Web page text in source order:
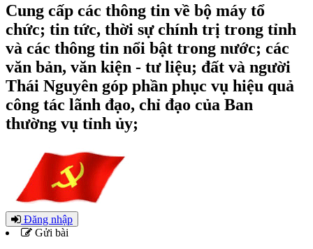
Cung cấp các thông tin về bộ máy tổ
chức; tin tức, thời sự chính trị trong tỉnh
và các thông tin nổi bật trong nước; các
văn bản, văn kiện - tư liệu; đất và người
Thái Nguyên góp phần phục vụ hiệu quả
công tác lãnh đạo, chỉ đạo của Ban
thường vụ tỉnh ủy;
Đăng nhập
Gửi bài